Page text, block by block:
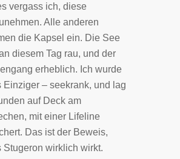
vergass ich, diese
Alle anderen
die Kapsel ein. Die See
diesem Tag rau, und der
erheblich. Ich wurde
Einziger – seekrank, und lag
auf Deck am
mit einer Lifeline
Das ist der Beweis,
Stugeron wirklich wirkt.